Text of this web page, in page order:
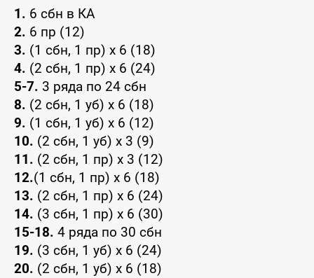
1. 6 сбн в КА
2. 6 пр (12)
3. (1 сбн, 1 пр) x 6 (18)
4. (2 сбн, 1 пр) x 6 (24)
5-7. 3 ряда по 24 сбн
8. (2 сбн, 1 уб) x 6 (18)
9. (1 сбн, 1 уб) x 6 (12)
10. (2 сбн, 1 уб) x 3 (9)
11. (2 сбн, 1 пр) x 3 (12)
12.(1 сбн, 1 пр) x 6 (18)
13. (2 сбн, 1 пр) x 6 (24)
14. (3 сбн, 1 пр) x 6 (30)
15-18. 4 ряда по 30 сбн
19. (3 сбн, 1 уб) x 6 (24)
20. (2 сбн, 1 уб) x 6 (18)